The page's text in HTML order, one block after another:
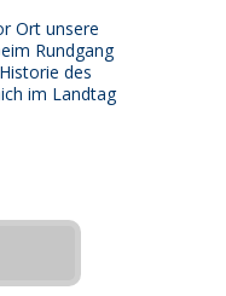
Ort unsere
Rundgang
des
im Landtag